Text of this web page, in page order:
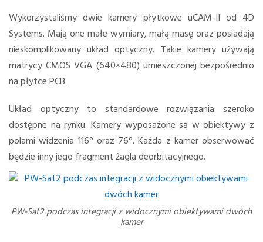
Wykorzystaliśmy dwie kamery płytkowe uCAM-II od 4D
Systems. Mają one małe wymiary, małą masę oraz posiadają
nieskomplikowany układ optyczny. Takie kamery używają
matrycy CMOS VGA (640×480) umieszczonej bezpośrednio
na płytce PCB.
Układ optyczny to standardowe rozwiązania szeroko
dostępne na rynku. Kamery wyposażone są w obiektywy z
polami widzenia 116° oraz 76°. Każda z kamer obserwować
będzie inny jego fragment żagla deorbitacyjnego.
PW-Sat2 podczas integracji z widocznymi obiektywami dwóch
kamer